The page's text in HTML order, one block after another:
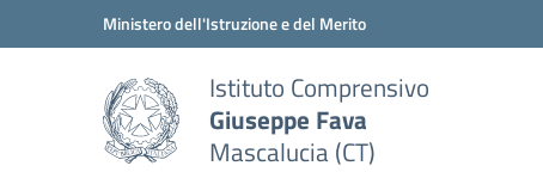
Vai ai contenuti
Vai al menu di navigazioneMinistero dell'Istruzione e del Merito
Istituto Comprensivo
Giuseppe Fava
Mascalucia (CT)